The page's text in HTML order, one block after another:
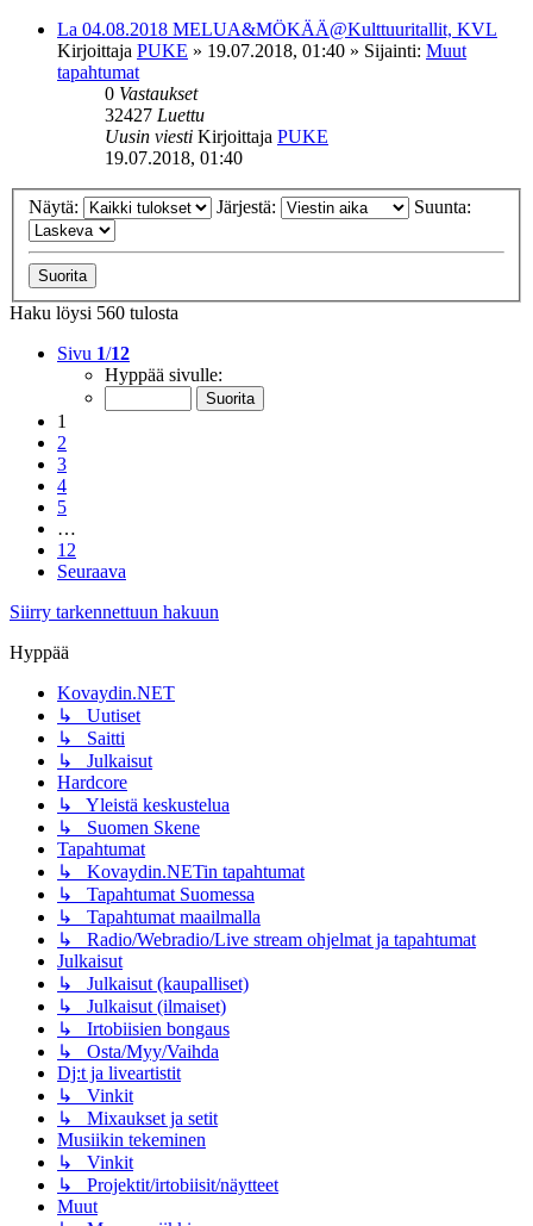
La 04.08.2018 MELUA&MÖKÄÄ@Kulttuuritallit, KVL
Kirjoittaja PUKE » 19.07.2018, 01:40 » Sijainti: Muut
tapahtumat
0 Vastaukset
32427 Luettu
Uusin viesti Kirjoittaja PUKE
19.07.2018, 01:40
Näytä: Järjestä: Suunta:
Haku löysi 560 tulosta
Sivu 1/12
Hyppää sivulle:
1
2
3
4
5
…
12
Seuraava
Siirry tarkennettuun hakuun
Hyppää
Kovaydin.NET
↳ Uutiset
↳ Saitti
↳ Julkaisut
Hardcore
↳ Yleistä keskustelua
↳ Suomen Skene
Tapahtumat
↳ Kovaydin.NETin tapahtumat
↳ Tapahtumat Suomessa
↳ Tapahtumat maailmalla
↳ Radio/Webradio/Live stream ohjelmat ja tapahtumat
Julkaisut
↳ Julkaisut (kaupalliset)
↳ Julkaisut (ilmaiset)
↳ Irtobiisien bongaus
↳ Osta/Myy/Vaihda
Dj:t ja liveartistit
↳ Vinkit
↳ Mixaukset ja setit
Musiikin tekeminen
↳ Vinkit
↳ Projektit/irtobiisit/näytteet
Muut